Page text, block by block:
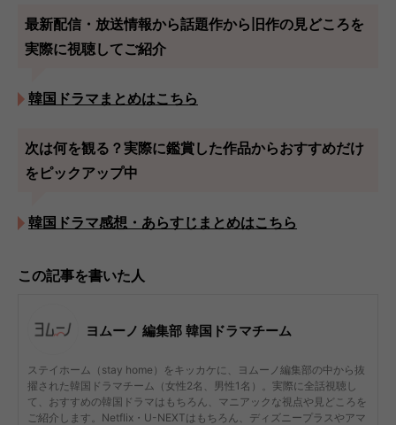
最新配信・放送情報から話題作から旧作の見どころを
実際に視聴してご紹介
韓国ドラマまとめはこちら
次は何を観る？実際に鑑賞した作品からおすすめだけ
をピックアップ中
韓国ドラマ感想・あらすじまとめはこちら
この記事を書いた人
ヨムーノ 編集部 韓国ドラマチーム
ステイホーム（stay home）をキッカケに、ヨムーノ編集部の中から抜
擢された韓国ドラマチーム（女性2名、男性1名）。実際に全話視聴し
て、おすすめの韓国ドラマはもちろん、マニアックな視点や見どころを
ご紹介します。Netflix・U-NEXTはもちろん、ディズニープラスやアマ